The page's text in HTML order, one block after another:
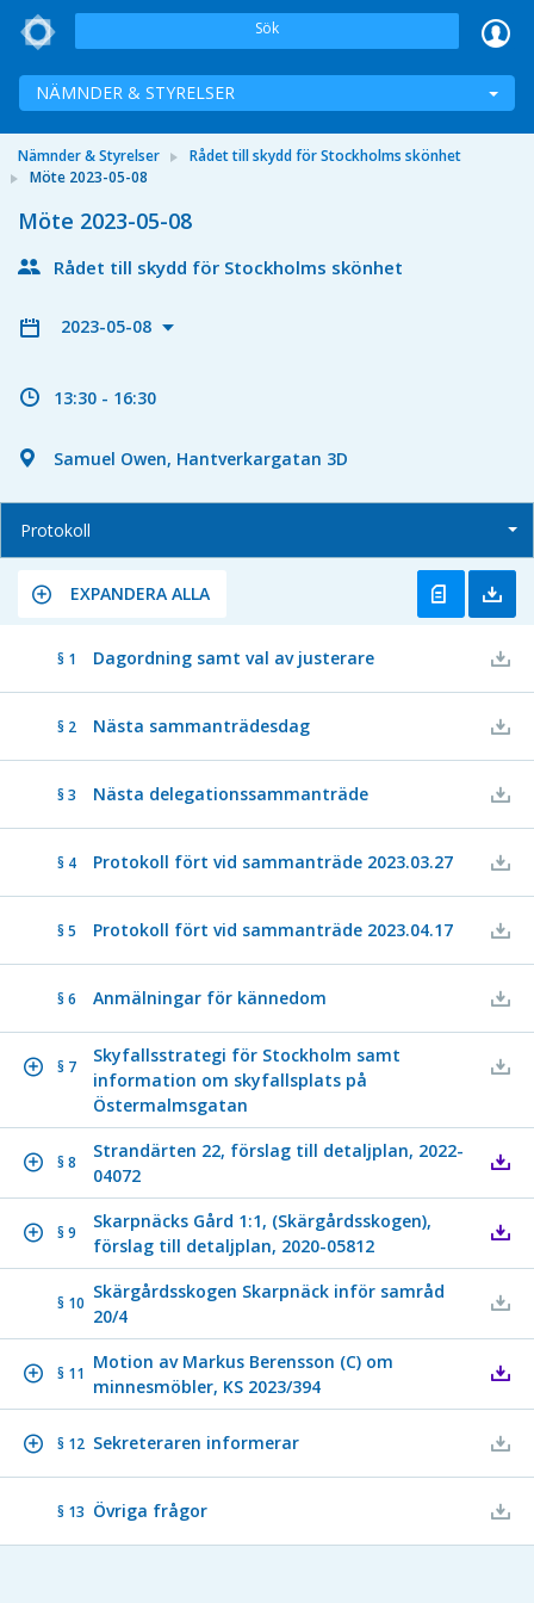
Sök
NÄMNDER & STYRELSER
Nämnder & Styrelser
Rådet till skydd för Stockholms skönhet
Möte 2023-05-08
Möte 2023-05-08
Rådet till skydd för Stockholms skönhet
2023-05-08
13:30 - 16:30
Samuel Owen, Hantverkargatan 3D
Protokoll
EXPANDERA ALLA
§ 1 Dagordning samt val av justerare
§ 2 Nästa sammanträdesdag
§ 3 Nästa delegationssammanträde
§ 4 Protokoll fört vid sammanträde 2023.03.27
§ 5 Protokoll fört vid sammanträde 2023.04.17
§ 6 Anmälningar för kännedom
§ 7
Skyfallsstrategi för Stockholm samt
information om skyfallsplats på
Östermalmsgatan
§ 8
Strandärten 22, förslag till detaljplan, 2022-
04072
§ 9
Skarpnäcks Gård 1:1, (Skärgårdsskogen),
förslag till detaljplan, 2020-05812
§ 10
Skärgårdsskogen Skarpnäck inför samråd
20/4
§ 11
Motion av Markus Berensson (C) om
minnesmöbler, KS 2023/394
§ 12 Sekreteraren informerar
§ 13 Övriga frågor